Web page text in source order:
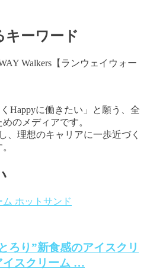
キーワード
Happyに働きたい」と願う、全
のメディアです。
、理想のキャリアに一歩近づく
。
ろり”新食感のアイスクリ
イスクリーム …